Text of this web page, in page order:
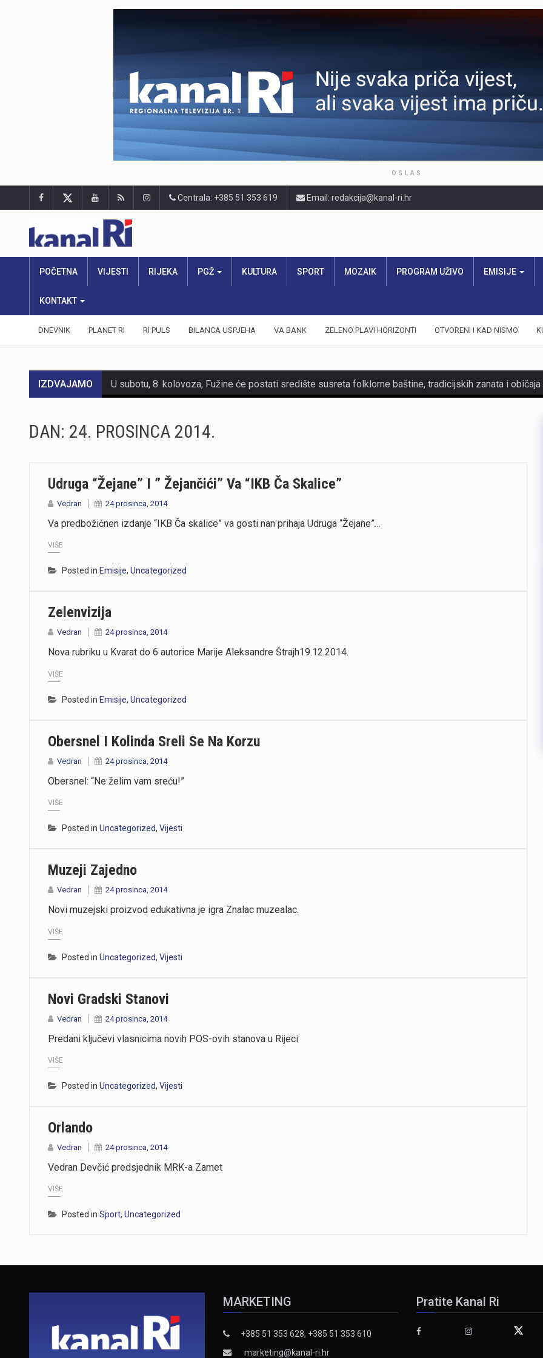
OGLAS
Centrala: +385 51 353 619 Email: redakcija@kanal-ri.hr
POČETNA VIJESTI RIJEKA PGŽ KULTURA SPORT MOZAIK PROGRAM UŽIVO EMISIJE
KONTAKT
DNEVNIK PLANET RI RI PULS BILANCA USPJEHA VA BANK ZELENO PLAVI HORIZONTI OTVORENI I KAD NISMO
IZDVAJAMO
https://youtu.be/Ms7A82drFtA
DAN: 24. PROSINCA 2014.
Udruga “Žejane” I ” Žejančići” Va “IKB Ča Skalice”
Vedran 24 prosinca, 2014
Va predbožićnen izdanje “IKB Ča skalice” va gosti nan prihaja Udruga “Žejane”…
VIŠE
Posted in Emisije, Uncategorized
Zelenvizija
Vedran 24 prosinca, 2014
Nova rubriku u Kvarat do 6 autorice Marije Aleksandre Štrajh19.12.2014.
VIŠE
Posted in Emisije, Uncategorized
Obersnel I Kolinda Sreli Se Na Korzu
Vedran 24 prosinca, 2014
Obersnel: “Ne želim vam sreću!”
VIŠE
Posted in Uncategorized, Vijesti
Muzeji Zajedno
Vedran 24 prosinca, 2014
Novi muzejski proizvod edukativna je igra Znalac muzealac.
VIŠE
Posted in Uncategorized, Vijesti
Novi Gradski Stanovi
Vedran 24 prosinca, 2014
Predani ključevi vlasnicima novih POS-ovih stanova u Rijeci
VIŠE
Posted in Uncategorized, Vijesti
Orlando
Vedran 24 prosinca, 2014
Vedran Devčić predsjednik MRK-a Zamet
VIŠE
Posted in Sport, Uncategorized
MARKETING
+385 51 353 628, +385 51 353 610
marketing@kanal-ri.hr
Pratite Kanal Ri